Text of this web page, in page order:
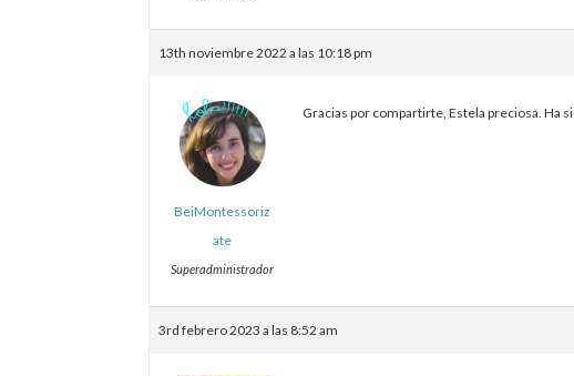
13th noviembre 2022 a las 10:18 pm
BeiMontessoriz
ate
Superadministrador
Gracias por compartirte, Estela preciosa. Ha
3rd febrero 2023 a las 8:52 am